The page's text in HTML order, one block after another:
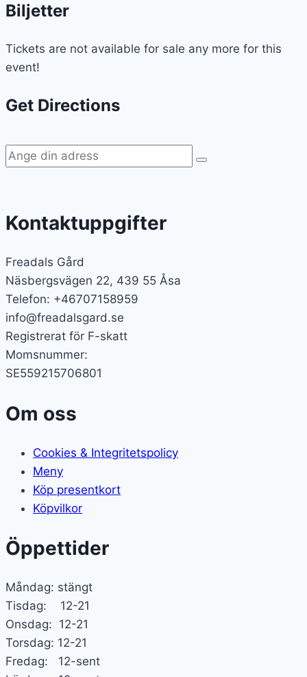
Biljetter
Tickets are not available for sale any more for this
event!
Get Directions
Kontaktuppgifter
Freadals Gård
Näsbergsvägen 22, 439 55 Åsa
Telefon: +46707158959
info@freadalsgard.se
Registrerat för F-skatt
Momsnummer:
SE559215706801
Om oss
Cookies & Integritetspolicy
Meny
Köp presentkort
Köpvilkor
Öppettider
Måndag: stängt
Tisdag: 12-21
Onsdag: 12-21
Torsdag: 12-21
Fredag: 12-sent